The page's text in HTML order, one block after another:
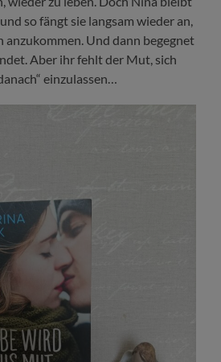
so fängt sie langsam wieder an,
anzukommen. Und dann begegnet
Aber ihr fehlt der Mut, sich
einzulassen…